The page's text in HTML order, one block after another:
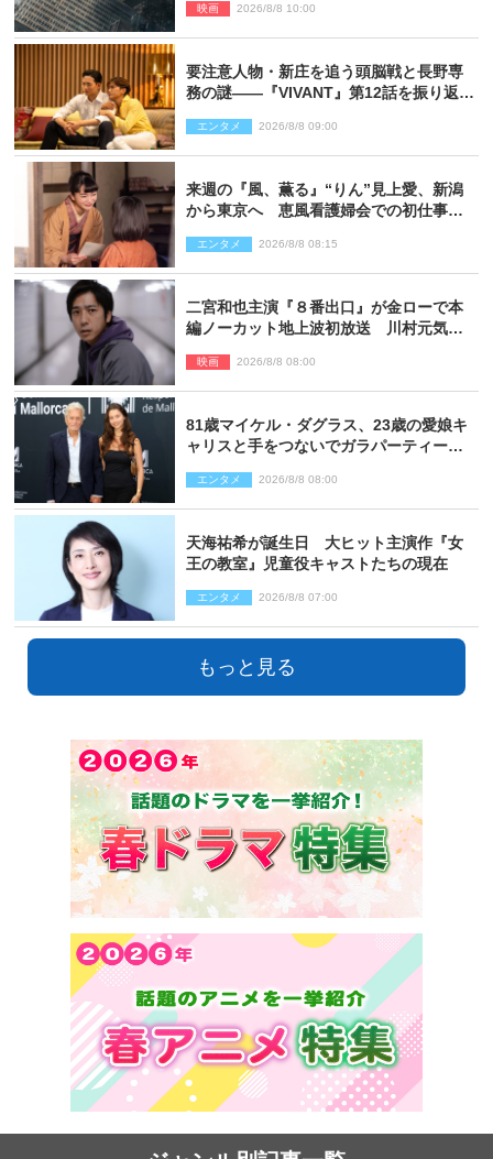
映画 2026/8/8 10:00
要注意人物・新庄を追う頭脳戦と長野専
務の謎――『VIVANT』第12話を振り返
エンタメ 2026/8/8 09:00
来週の『風、薫る』“りん”見上愛、新潟
から東京へ 恵風看護婦会での初仕事に
エンタメ 2026/8/8 08:15
二宮和也主演『８番出口』が金ローで本
編ノーカット地上波初放送 川村元気監
映画 2026/8/8 08:00
81歳マイケル・ダグラス、23歳の愛娘キ
ャリスと手をつないでガラパーティーに
エンタメ 2026/8/8 08:00
天海祐希が誕生日 大ヒット主演作『女
王の教室』児童役キャストたちの現在
エンタメ 2026/8/8 07:00
もっと見る